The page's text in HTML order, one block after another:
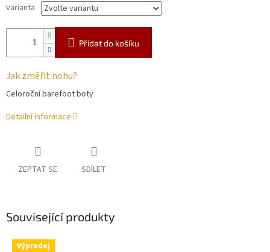
Varianta
Přidat do košíku
Jak změřit nohu?
Celoroční barefoot boty
Detailní informace
ZEPTAT SE SDÍLET
Související produkty
Výprodej